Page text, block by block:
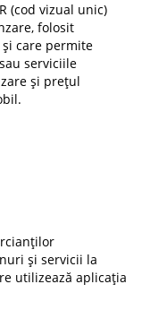
(cod vizual unic)
folosit
care permite
serviciile
și prețul
și servicii la
utilizează aplicația